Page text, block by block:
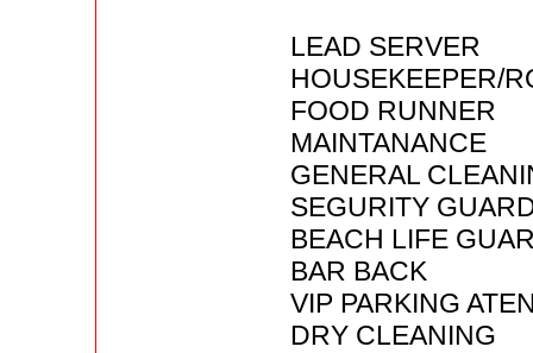
LEAD SERVER
HOUSEKEEPER/
FOOD RUNNER
MAINTANANCE
GENERAL
SEGURITY
BEACH LIFE
BAR BACK
VIP PARKING
DRY CLEANING